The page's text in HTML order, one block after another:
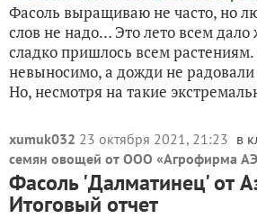
Фасоль выращиваю не часто, но
слов не надо… Это лето всем
сладко пришлось всем
невыносимо, а дожди не радовали
Но, несмотря на такие
xumuk032 23 октября 2021, 21:23 в
семян овощей от ООО «Агрофирма
Фасоль 'Далматинец' от
Итоговый отчет